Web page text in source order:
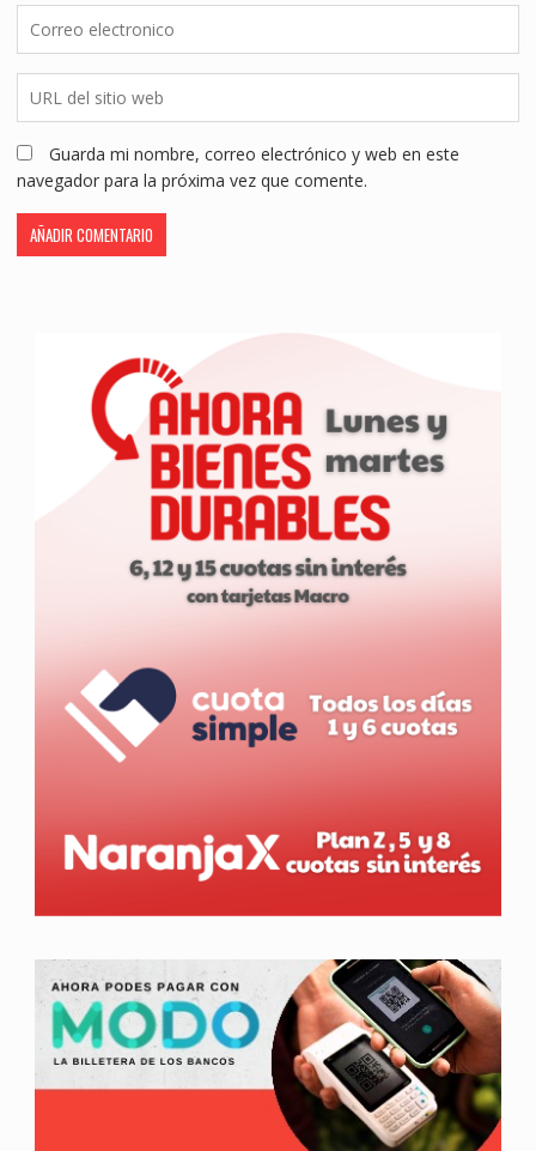
Guarda mi nombre, correo electrónico y web en este
navegador para la próxima vez que comente.